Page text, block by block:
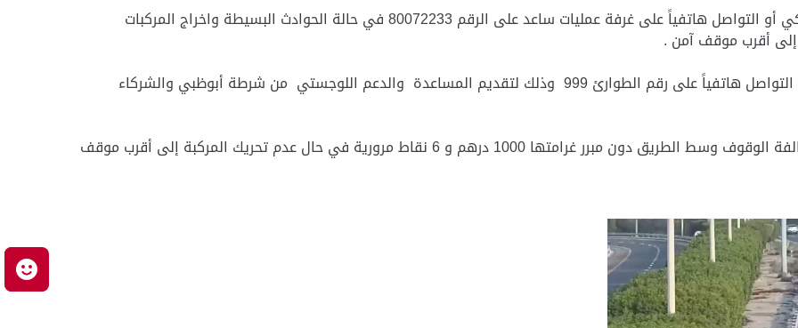
ودعت السائقين إلى ضرورة استخدام تطبيق ساعد الذكي أو التواصل هاتفياً على غرفة عمليات ساعد على الرقم 80072233 في حالة الحوادث البسيطة واخراج المركبات
إلى أقرب موقف آمن .
واشارت إلى أنه في حالة وقوع حادث فيه إصابات يجب التواصل هاتفياً على رقم الطوارئ 999 وذلك لتقديم المساعدة والدعم اللوجستي من شرطة أبوظبي والشركاء
وأكدت أنه سيتم تطبيق المادة 56 للسائقين وهي مخالفة الوقوف وسط الطريق دون مبرر غرامتها 1000 درهم و 6 نقاط مرورية في حال عدم تحريك المركبة إلى أقرب موقف